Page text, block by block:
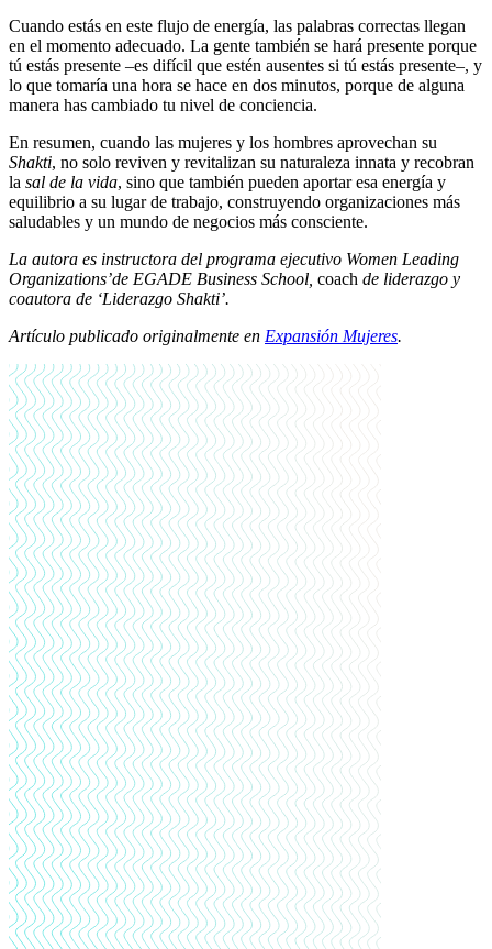
Cuando estás en este flujo de energía, las palabras correctas llegan
en el momento adecuado. La gente también se hará presente porque
tú estás presente –es difícil que estén ausentes si tú estás presente–, y
lo que tomaría una hora se hace en dos minutos, porque de alguna
manera has cambiado tu nivel de conciencia.
En resumen, cuando las mujeres y los hombres aprovechan su
Shakti, no solo reviven y revitalizan su naturaleza innata y recobran
la sal de la vida, sino que también pueden aportar esa energía y
equilibrio a su lugar de trabajo, construyendo organizaciones más
saludables y un mundo de negocios más consciente.
La autora es instructora del programa ejecutivo Women Leading
Organizations’de EGADE Business School, coach de liderazgo y
coautora de ‘Liderazgo Shakti’.
Artículo publicado originalmente en Expansión Mujeres.